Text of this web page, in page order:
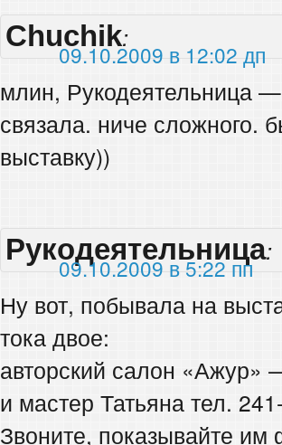
Chuchik:
09.10.2009 в 12:02 дп
млин, Рукодеятельница
связала. ниче сложного.
выставку))
Рукодеятельница:
09.10.2009 в 5:22 пп
Ну вот, побывала на
тока двое:
авторский салон «Ажур»
и мастер Татьяна тел.
Звоните, показывайте им